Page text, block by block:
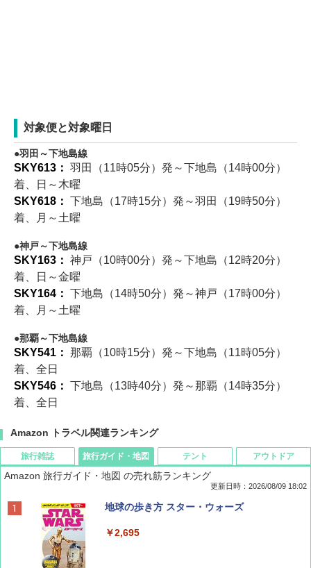
対象便と対象曜日
羽田～下地島線
SKY613： 羽田（11時05分）発～下地島（14時00分）
着、日～木曜
SKY618： 下地島（17時15分）発～羽田（19時50分）
着、月～土曜
神戸～下地島線
SKY163： 神戸（10時00分）発～下地島（12時20分）
着、日～金曜
SKY164： 下地島（14時50分）発～神戸（17時00分）
着、月～土曜
那覇～下地島線
SKY541： 那覇（10時15分）発～下地島（11時05分）
着、全日
SKY546： 下地島（13時40分）発～那覇（14時35分）
着、全日
Amazon トラベル関連ランキング
旅行雑誌
BE-PAL(ビ-パル) 2026年 9 月号【特別付録:
旅行ガイド・地図
Amazon 旅行ガイド・地図 の売れ筋ランキング
更新日時：2026/08/09 18:02
地球の歩き方 スター・ウォーズ
￥2,695
テント アウトドア